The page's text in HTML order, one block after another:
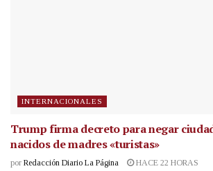
INTERNACIONALES
Trump firma decreto para negar
nacidos de madres «turistas»
por Redacción Diario La Página HACE 22 HORAS